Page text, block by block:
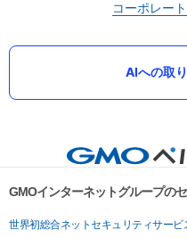
コーポレー
AIへの取
GMOインターネットグループの
世界初総合ネットセキュリティサービ